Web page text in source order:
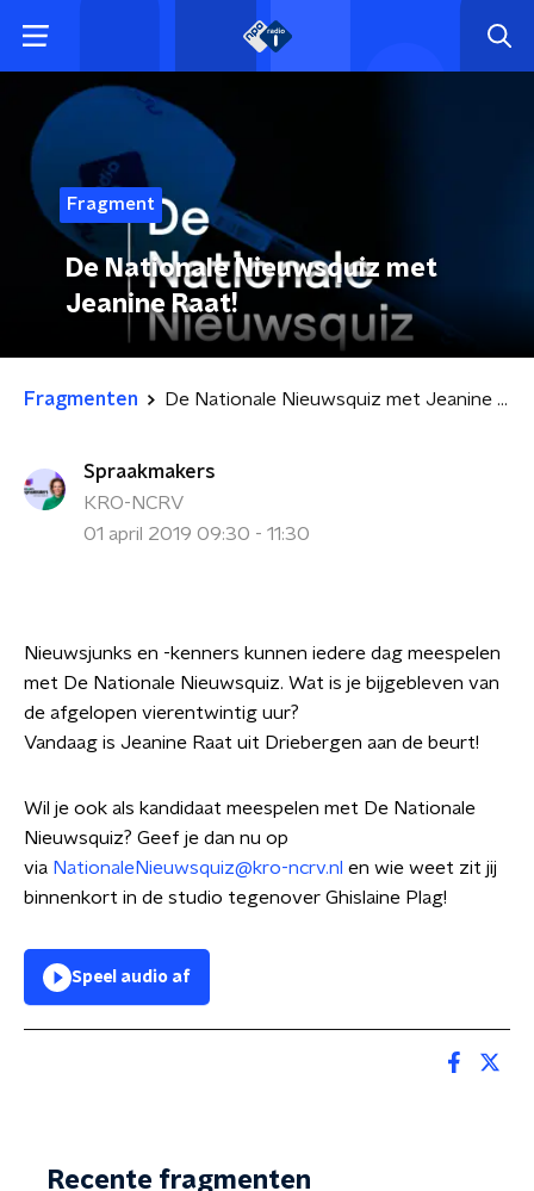
Fragment
De Nationale Nieuwsquiz met
Jeanine Raat!
Fragmenten De Nationale Nieuwsquiz met Jeanine Raat!
Spraakmakers
KRO-NCRV
01 april 2019 09:30 - 11:30
Nieuwsjunks en -kenners kunnen iedere dag meespelen
met De Nationale Nieuwsquiz. Wat is je bijgebleven van
de afgelopen vierentwintig uur?
Vandaag is Jeanine Raat uit Driebergen aan de beurt!
Wil je ook als kandidaat meespelen met De Nationale
Nieuwsquiz? Geef je dan nu op
via NationaleNieuwsquiz@kro-ncrv.nl en wie weet zit jij
binnenkort in de studio tegenover Ghislaine Plag!
Speel audio af
Recente fragmenten